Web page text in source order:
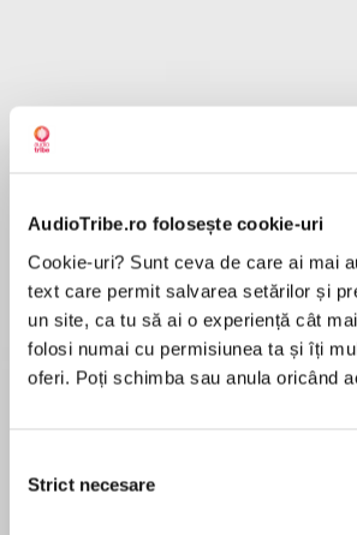
AudioTribe.ro folosește cookie-uri
Cookie-uri? Sunt ceva de care ai mai
text care permit salvarea setărilor și
un site, ca tu să ai o experiență cât
folosi numai cu permisiunea ta și îți
oferi. Poți schimba sau anula oricând
consimțământului
Strict necesare
Despre
breathless cinematic adventure
action, laughs and surprises –
could change the course of
MAI MULT
În acest moment nu există
pentru această carte
David Walliams